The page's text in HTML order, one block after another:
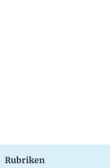
Rubriken